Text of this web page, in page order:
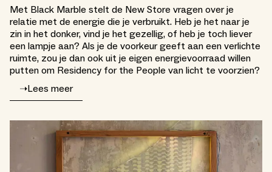
Met Black Marble stelt de New Store vragen over je
relatie met de energie die je verbruikt. Heb je het naar je
zin in het donker, vind je het gezellig, of heb je toch liever
een lampje aan? Als je de voorkeur geeft aan een verlichte
ruimte, zou je dan ook uit je eigen energievoorraad willen
putten om Residency for the People van licht te voorzien?
➝Lees meer